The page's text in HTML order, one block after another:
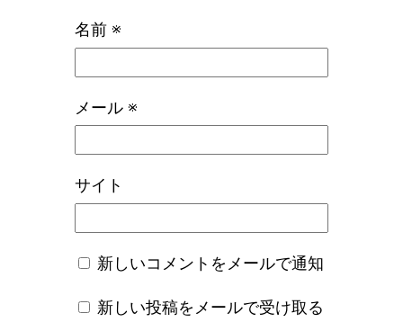
名前 ※
メール ※
サイト
新しいコメントをメールで通知
新しい投稿をメールで受け取る